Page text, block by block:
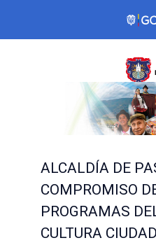
ALCALDÍA DE
COMPROMISO
PROGRAMAS
CULTURA